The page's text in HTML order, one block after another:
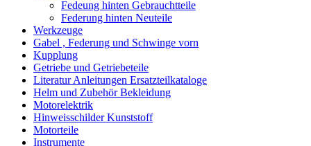
Fedeung hinten Gebrauchtteile
Federung hinten Neuteile
Werkzeuge
Gabel , Federung und Schwinge vorn
Kupplung
Getriebe und Getriebeteile
Literatur Anleitungen Ersatzteilkataloge
Helm und Zubehör Bekleidung
Motorelektrik
Hinweisschilder Kunststoff
Motorteile
Instrumente